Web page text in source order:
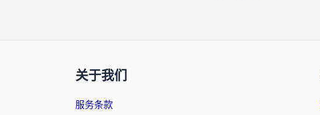
关于我们
服务条款